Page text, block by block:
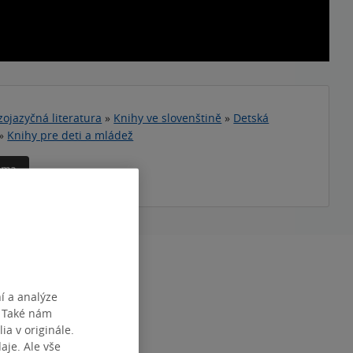
literatura » Knihy ve slovenštině » Detská
» Knihy pre deti a mládež
7.02.2025
9788056644133
a analýze
nám
v originále.
Ale vše